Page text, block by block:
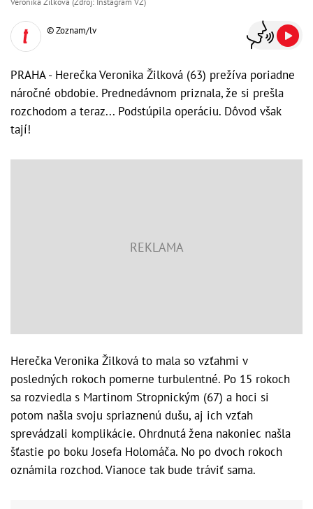
© Zoznam/lv
PRAHA - Herečka Veronika Žilková (63) prežíva poriadne
náročné obdobie. Prednedávnom priznala, že si prešla
rozchodom a teraz... Podstúpila operáciu. Dôvod však
tají!
Herečka Veronika Žilková to mala so vzťahmi v
posledných rokoch pomerne turbulentné. Po 15 rokoch
sa rozviedla s Martinom Stropnickým (67) a hoci si
potom našla svoju spriaznenú dušu, aj ich vzťah
sprevádzali komplikácie. Ohrdnutá žena nakoniec našla
šťastie po boku Josefa Holomáča. No po dvoch rokoch
oznámila rozchod. Vianoce tak bude tráviť sama.